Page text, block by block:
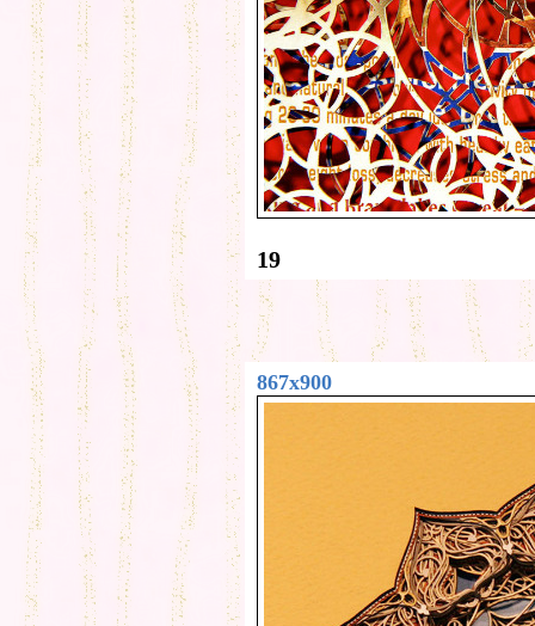
19
867x900